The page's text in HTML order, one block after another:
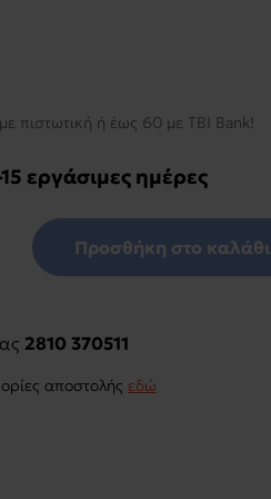
πιστωτική ή έως 60 με TBI Bank!
εργάσιμες ημέρες
Προσθήκη στο καλάθι
2810 370511
αποστολής εδώ